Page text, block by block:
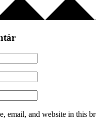
email, and website in this